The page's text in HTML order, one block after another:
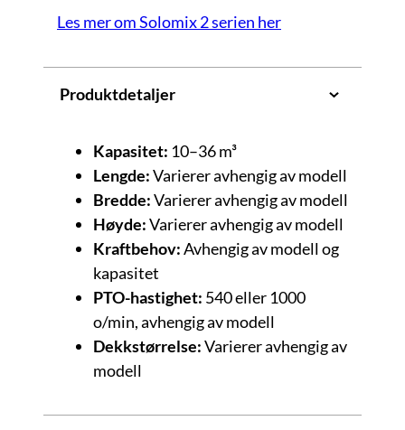
Les mer om Solomix 2 serien her
Produktdetaljer
Kapasitet: 10–36 m³
Lengde:Varierer avhengig av modell
Bredde:Varierer avhengig av modell
Høyde:Varierer avhengig av modell
Kraftbehov:Avhengig av modell og
kapasitet
PTO-hastighet: 540 eller 1000
o/min, avhengig av modell
Dekkstørrelse:Varierer avhengig av
modell